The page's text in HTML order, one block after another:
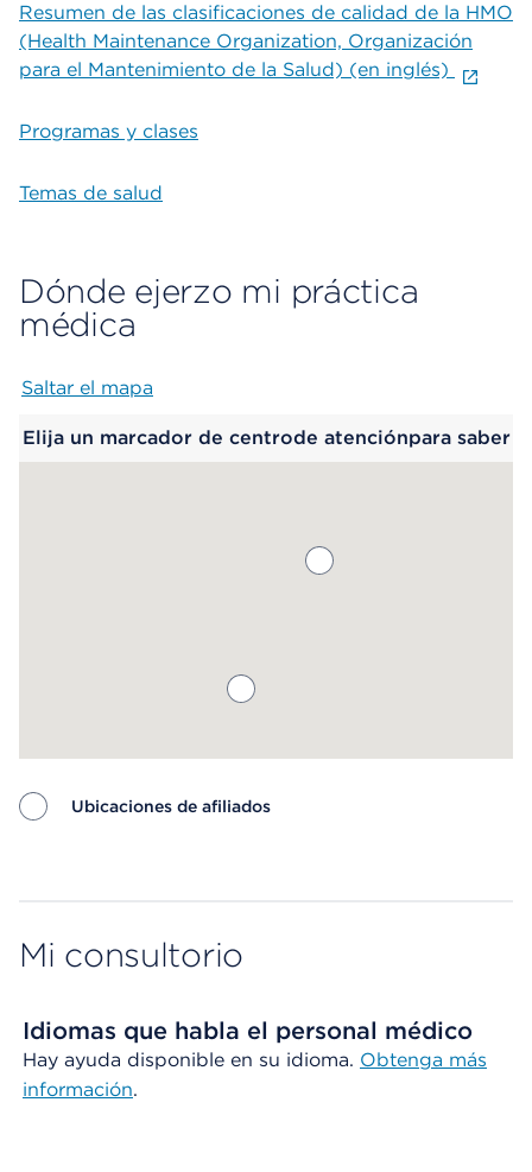
Resumen de las clasificaciones de calidad de la HMO
(Health Maintenance Organization, Organización
para el Mantenimiento de la Salud) (en inglés)
Programas y clases
Temas de salud
Dónde ejerzo mi práctica
médica
Saltar el mapa
Elija un marcador de centrode atenciónpara saber
Ubicaciones de afiliados
Mi consultorio
Idiomas que habla el personal médico
Hay ayuda disponible en su idioma. Obtenga más
información.